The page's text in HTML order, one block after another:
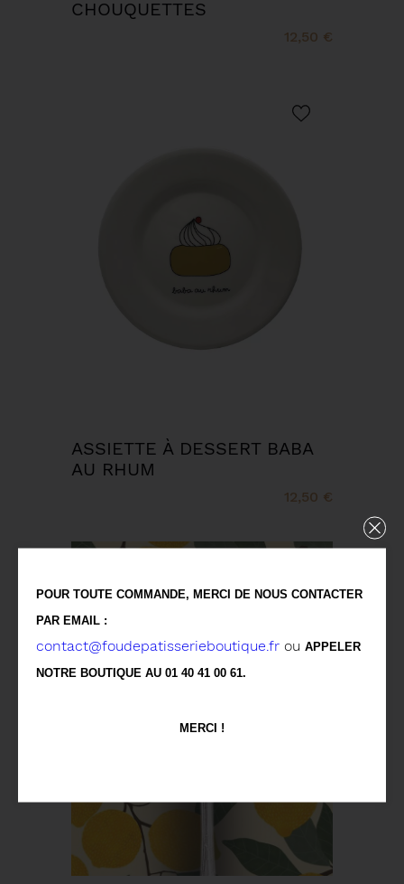
POUR TOUTE COMMANDE, MERCI DE NOUS CONTACTER
PAR EMAIL :
contact@foudepatisserieboutique.fr ou APPELER
NOTRE BOUTIQUE AU 01 40 41 00 61.
MERCI !
CHOUQUETTES
12,50 €
ASSIETTE À DESSERT BABA
AU RHUM
12,50 €